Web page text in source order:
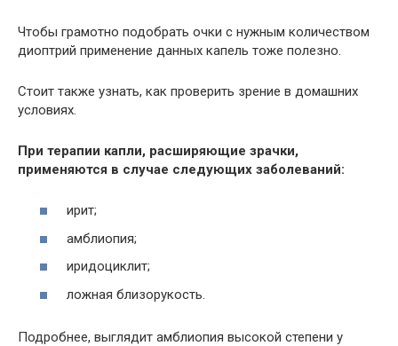
Чтобы грамотно подобрать очки с нужным количеством
диоптрий применение данных капель тоже полезно.
Стоит также узнать, как проверить зрение в домашних
условиях.
При терапии капли, расширяющие зрачки,
применяются в случае следующих заболеваний:
ирит;
амблиопия;
иридоциклит;
ложная близорукость.
Подробнее, выглядит амблиопия высокой степени у